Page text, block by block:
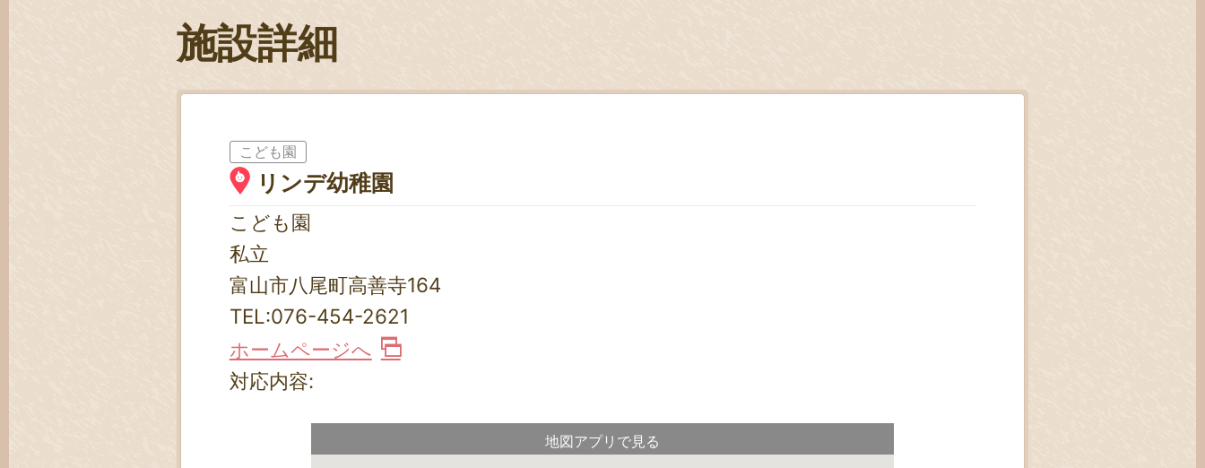
施設詳細
こども園
リンデ幼稚園
こども園
私立
富山市八尾町高善寺164
TEL:076-454-2621
ホームページへ
対応内容:
地図アプリで見る